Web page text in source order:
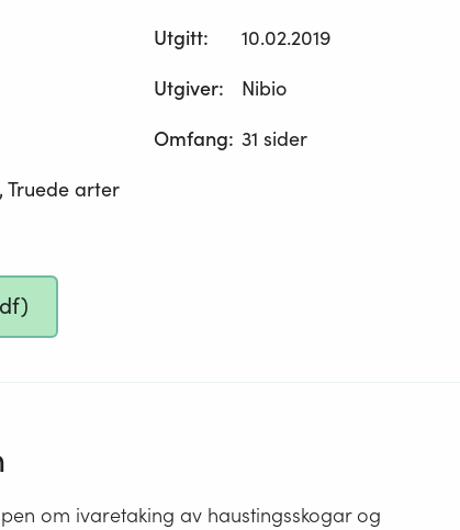
Utgitt:
10.02.2019
Utgiver:
Nibio
Omfang: 31 sider
Truede arter
om ivaretaking av haustingsskogar og